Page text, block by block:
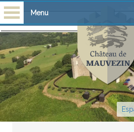
Menu
Accueil
Visites
Scolaires
Château